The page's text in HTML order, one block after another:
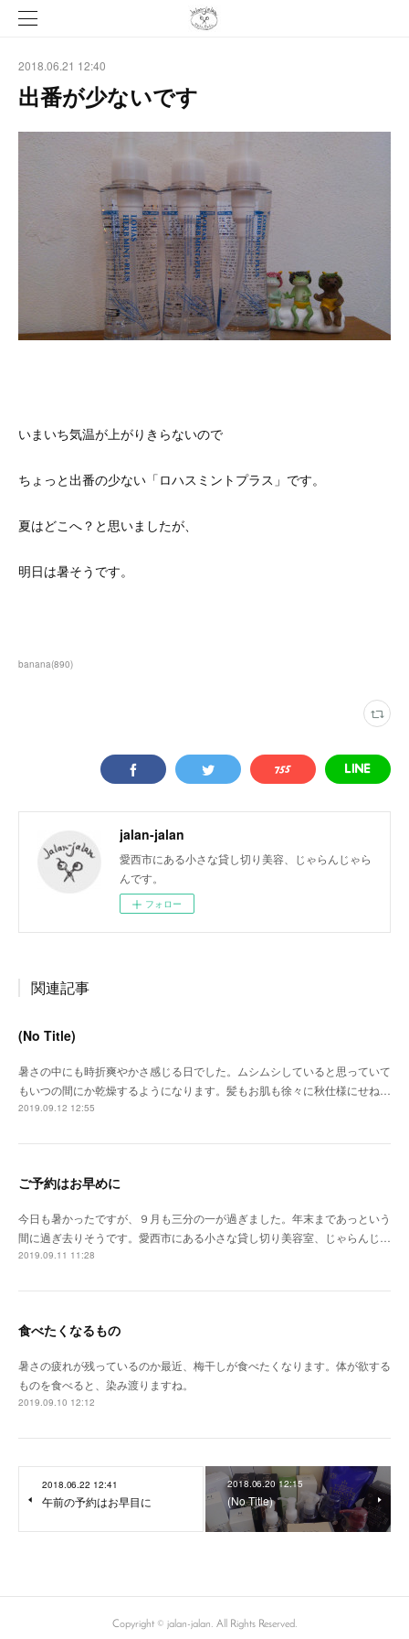
2018.06.21 12:40
出番が少ないです
いまいち気温が上がりきらないので
ちょっと出番の少ない「ロハスミントプラス」です。
夏はどこへ？と思いましたが、
明日は暑そうです。
banana(890)
jalan-jalan
愛西市にある小さな貸し切り美容、じゃらんじゃら
んです。
フォロー
関連記事
(No Title)
暑さの中にも時折爽やかさ感じる日でした。ムシムシしていると思っていて
もいつの間にか乾燥するようになります。髪もお肌も徐々に秋仕様にせね…
2019.09.12 12:55
ご予約はお早めに
今日も暑かったですが、９月も三分の一が過ぎました。年末まであっという
間に過ぎ去りそうです。愛西市にある小さな貸し切り美容室、じゃらんじ…
2019.09.11 11:28
食べたくなるもの
暑さの疲れが残っているのか最近、梅干しが食べたくなります。体が欲する
ものを食べると、染み渡りますね。
2019.09.10 12:12
2018.06.22 12:41
午前の予約はお早目に
2018.06.20 12:15
(No Title)
Copyright © jalan-jalan. All Rights Reserved.